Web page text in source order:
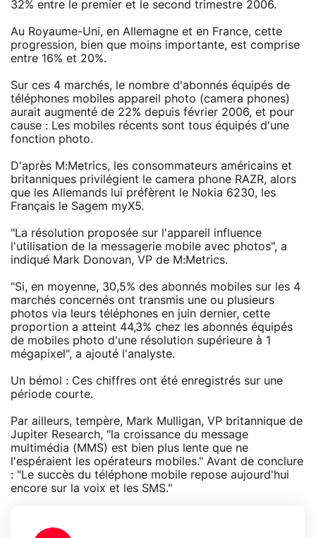
32% entre le premier et le second trimestre 2006.
Au Royaume-Uni, en Allemagne et en France, cette
progression, bien que moins importante, est comprise
entre 16% et 20%.
Sur ces 4 marchés, le nombre d'abonnés équipés de
téléphones mobiles appareil photo (camera phones)
aurait augmenté de 22% depuis février 2006, et pour
cause : Les mobiles récents sont tous équipés d'une
fonction photo.
D'après M:Metrics, les consommateurs américains et
britanniques privilégient le camera phone RAZR, alors
que les Allemands lui préfèrent le Nokia 6230, les
Français le Sagem myX5.
"La résolution proposée sur l'appareil influence
l'utilisation de la messagerie mobile avec photos", a
indiqué Mark Donovan, VP de M:Metrics.
"Si, en moyenne, 30,5% des abonnés mobiles sur les 4
marchés concernés ont transmis une ou plusieurs
photos via leurs téléphones en juin dernier, cette
proportion a atteint 44,3% chez les abonnés équipés
de mobiles photo d'une résolution supérieure à 1
mégapixel", a ajouté l'analyste.
Un bémol : Ces chiffres ont été enregistrés sur une
période courte.
Par ailleurs, tempère, Mark Mulligan, VP britannique de
Jupiter Research, "la croissance du message
multimédia (MMS) est bien plus lente que ne
l'espéraient les opérateurs mobiles." Avant de conclure
: "Le succès du téléphone mobile repose aujourd'hui
encore sur la voix et les SMS."